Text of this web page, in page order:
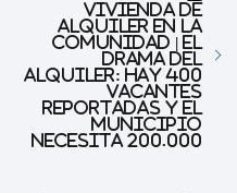
Vivienda de
alquiler en la
comunidad | El
drama del
alquiler: Hay 400
vacantes
reportadas y el
municipio
necesita 200.000